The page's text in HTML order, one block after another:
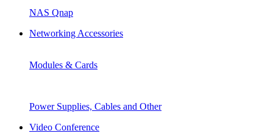
NAS Qnap
Networking Accessories
Modules & Cards
Power Supplies, Cables and Other
Video Conference